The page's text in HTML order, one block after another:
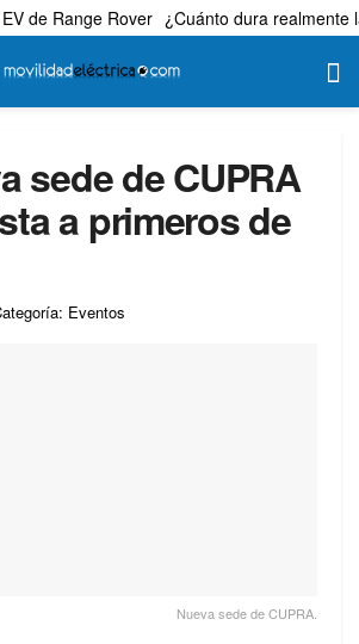
de Range Rover ¿Cuánto dura realmente
sede de CUPRA
a primeros de
Eventos
Nueva sede de CUPRA.